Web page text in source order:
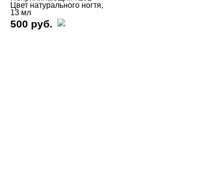
LOKONOKO
Lovely
Цвет натурального ногтя,
13 мл
500 руб.